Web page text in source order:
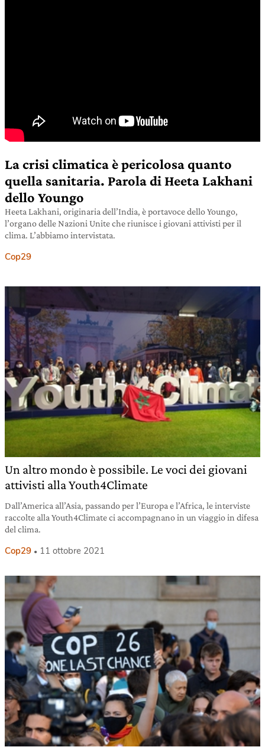
La crisi climatica è pericolosa quanto
quella sanitaria. Parola di Heeta Lakhani
dello Youngo
Heeta Lakhani, originaria dell’India, è portavoce dello Youngo,
l’organo delle Nazioni Unite che riunisce i giovani attivisti per il
clima. L’abbiamo intervistata.
Cop29
Un altro mondo è possibile. Le voci dei giovani
attivisti alla Youth4Climate
Dall’America all’Asia, passando per l’Europa e l’Africa, le interviste
raccolte alla Youth4Climate ci accompagnano in un viaggio in difesa
del clima.
Cop29 11 ottobre 2021